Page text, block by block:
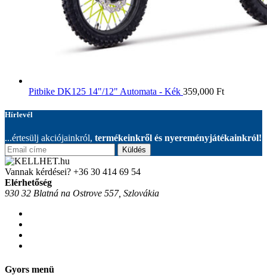
Pitbike DK125 14"/12" Automata - Kék 359,000 Ft
Hírlevél
...értesülj akciójainkról, termékeinkről és nyereményjátékainkról!
Küldés
Vannak kérdései? +36 30 414 69 54
Elérhetőség
930 32 Blatná na Ostrove 557, Szlovákia
Gyors menü